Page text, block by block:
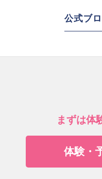
公式ブ
まずは体
体験・